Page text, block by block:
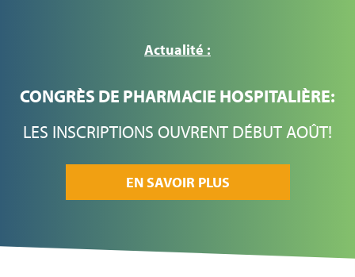
Actualité :
CONGRÈS DE PHARMACIE HOSPITALIÈRE:
LES INSCRIPTIONS OUVRENT DÉBUT AOÛT!
EN SAVOIR PLUS